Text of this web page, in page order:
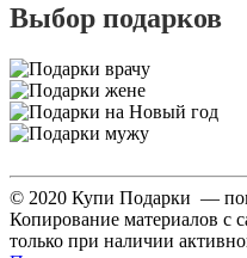
Выбор подарков
© 2020 Купи Подарки —
Копирование материалов с
только при наличии